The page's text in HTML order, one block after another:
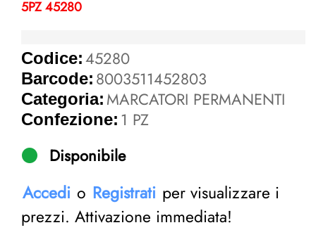
5PZ 45280
Codice:45280
Barcode: 8003511452803
Categoria: MARCATORI PERMANENTI
Confezione: 1 PZ
Disponibile
Accedi o Registrati per visualizzare i
prezzi. Attivazione immediata!